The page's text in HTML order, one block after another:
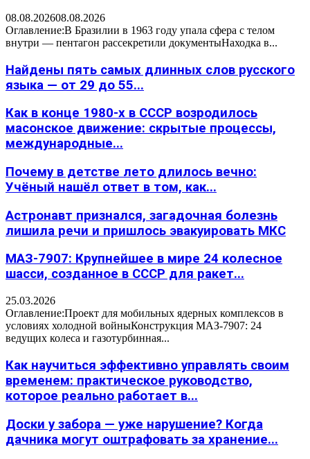
08.08.202608.08.2026
Оглавление:В Бразилии в 1963 году упала сфера с телом
внутри — пентагон рассекретили документыНаходка в...
Найдены пять самых длинных слов русского
языка — от 29 до 55...
Как в конце 1980-х в СССР возродилось
масонское движение: скрытые процессы,
международные...
Почему в детстве лето длилось вечно:
Учёный нашёл ответ в том, как...
Астронавт признался, загадочная болезнь
лишила речи и пришлось эвакуировать МКС
МАЗ-7907: Крупнейшее в мире 24 колесное
шасси, созданное в СССР для ракет...
25.03.2026
Оглавление:Проект для мобильных ядерных комплексов в
условиях холодной войныКонструкция МАЗ-7907: 24
ведущих колеса и газотурбинная...
Как научиться эффективно управлять своим
временем: практическое руководство,
которое реально работает в...
Доски у забора — уже нарушение? Когда
дачника могут оштрафовать за хранение...